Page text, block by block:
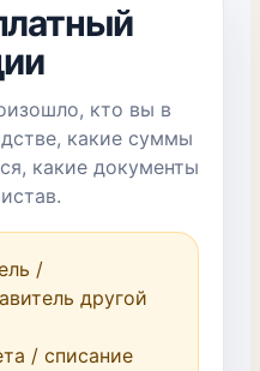
кто вы в
какие суммы
какие документы
/
другой
/ списание